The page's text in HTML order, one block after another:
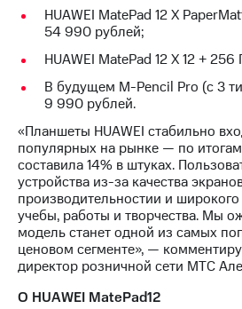
Корпоративный
секретарь
Раскрытие
информации
Информация
акционерам
Документы
ПАО
"МТС"
Собрания
акционеров
Личный
кабинет
акционера
Акционерный
капитал
и
HUAWEI MatePad 12 X
54 990 рублей;
HUAWEI MatePad 12 X 12 +
В будущем M-Pencil Pro (с 3
9 990 рублей.
«Планшеты HUAWEI стабильно
популярных на рынке — по
составила 14% в штуках.
устройства из-за качества
производительностии и
учебы, работы и творчества. Мы
модель станет одной из самых
ценовом сегменте», —
директор розничной сети МТС
О HUAWEI MatePad12